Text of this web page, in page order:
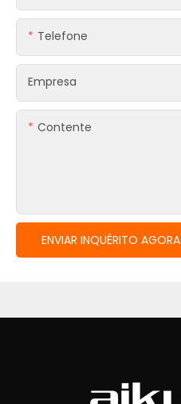
Telefone
Empresa
Contente
ENVIAR INQUÉRITO AGORA